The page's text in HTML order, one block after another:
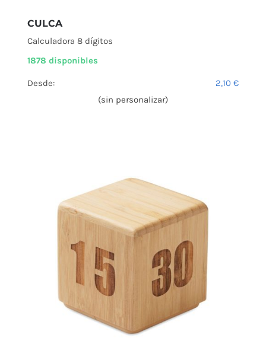
CULCA
Calculadora 8 dígitos
1878 disponibles
Desde: 2,10 €
(sin personalizar)